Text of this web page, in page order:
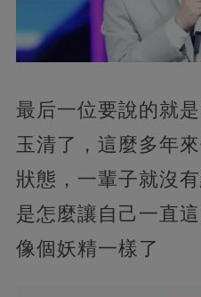
最后一位要說的就
玉清了，這麼多年
狀態，一輩子就沒
是怎麼讓自己一直
像個妖精一樣了